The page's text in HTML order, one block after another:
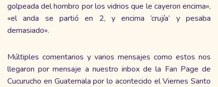
golpeada del hombro por los vidrios que le cayeron encima»,
«el anda se partió en 2, y encima ‘crujía’ y pesaba
demasiado».
Múltiples comentarios y varios mensajes como estos nos
llegaron por mensaje a nuestro inbox de la Fan Page de
Cucurucho en Guatemala por lo acontecido el Viernes Santo